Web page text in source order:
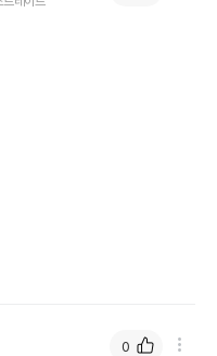
0